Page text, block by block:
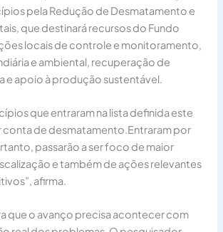
pela Redução de Desmatamento e
que destinará recursos do Fundo
locais de controle e monitoramento,
e ambiental, recuperação de
e apoio à produção sustentável.
que entraram na lista definida este
conta de desmatamento.Entraram por
passarão a ser foco de maior
e também de ações relevantes
afirma.
que o avanço precisa acontecer com